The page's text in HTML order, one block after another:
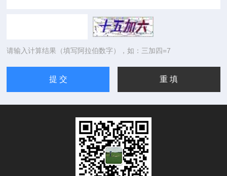
请输入计算结果（填写阿拉伯数字），如：三加四=7